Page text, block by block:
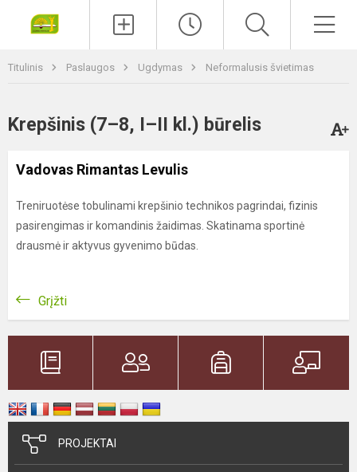
Titulinis Paslaugos Ugdymas Neformalusis švietimas
Krepšinis (7–8, I–II kl.) būrelis
Vadovas Rimantas Levulis
Treniruotėse tobulinami krepšinio technikos pagrindai, fizinis
pasirengimas ir komandinis žaidimas. Skatinama sportinė
drausmė ir aktyvus gyvenimo būdas.
Grįžti
PROJEKTAI